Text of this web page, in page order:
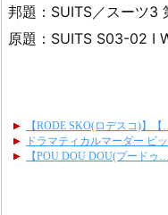
邦題：SUITS／スーツ3
原題：SUITS S03-02 I